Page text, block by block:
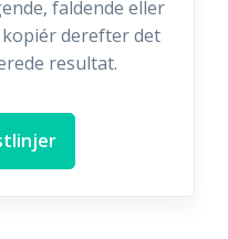
faldende eller
derefter det
resultat.